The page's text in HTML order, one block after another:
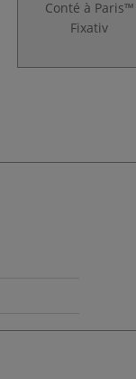
Conté à Paris™
Fixativ